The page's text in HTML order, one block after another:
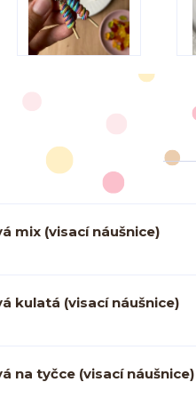
mix (visací náušnice)
kulatá (visací náušnice)
na tyčce (visací náušnice)